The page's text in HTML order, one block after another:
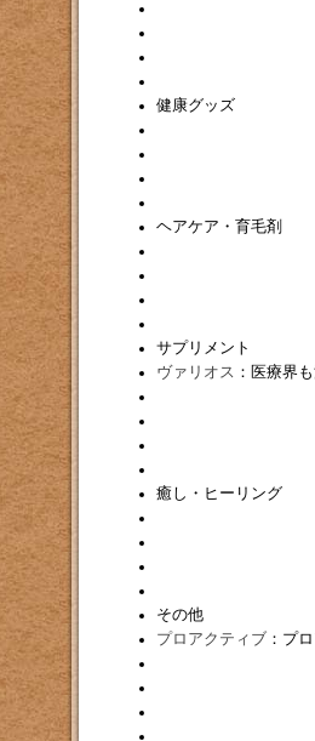
健康グッズ
ヘアケア・育毛剤
サプリメント
ヴァリオス ：医療界
癒し・ヒーリング
その他
プロアクティブ ：プ